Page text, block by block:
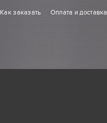
Как заказать Оплата и доставка